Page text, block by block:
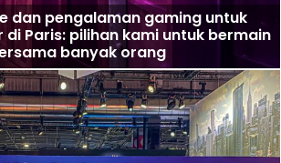
dan pengalaman gaming untuk
Paris: pilihan kami untuk bermain
banyak orang